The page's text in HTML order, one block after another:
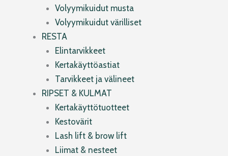
Volyymikuidut musta
Volyymikuidut värilliset
RESTA
Elintarvikkeet
Kertakäyttöastiat
Tarvikkeet ja välineet
RIPSET & KULMAT
Kertakäyttötuotteet
Kestovärit
Lash lift & brow lift
Liimat & nesteet